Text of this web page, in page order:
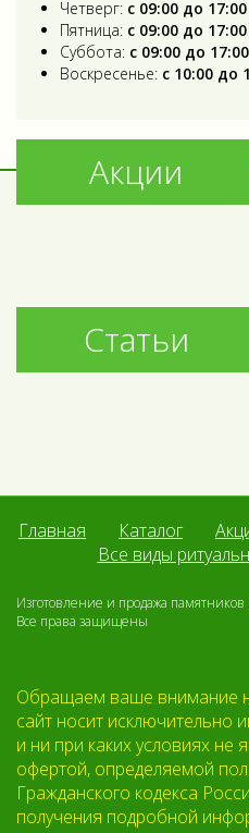
Четверг: с 09:00 до 17:00
Пятница: с 09:00 до 17:00
Суббота: с 09:00 до 17:00
Воскресенье: с 10:00 до
Акции
Статьи
Главная Каталог
Все виды
Изготовление и продажа
Все права защищены
Обращаем ваше внимание
сайт носит исключительно
и ни при каких условиях не
офертой, определяемой
Гражданского кодекса
получения подробной